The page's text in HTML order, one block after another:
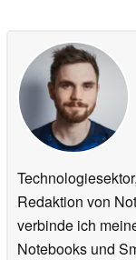
Redaktion von
verbinde ich
Notebooks und